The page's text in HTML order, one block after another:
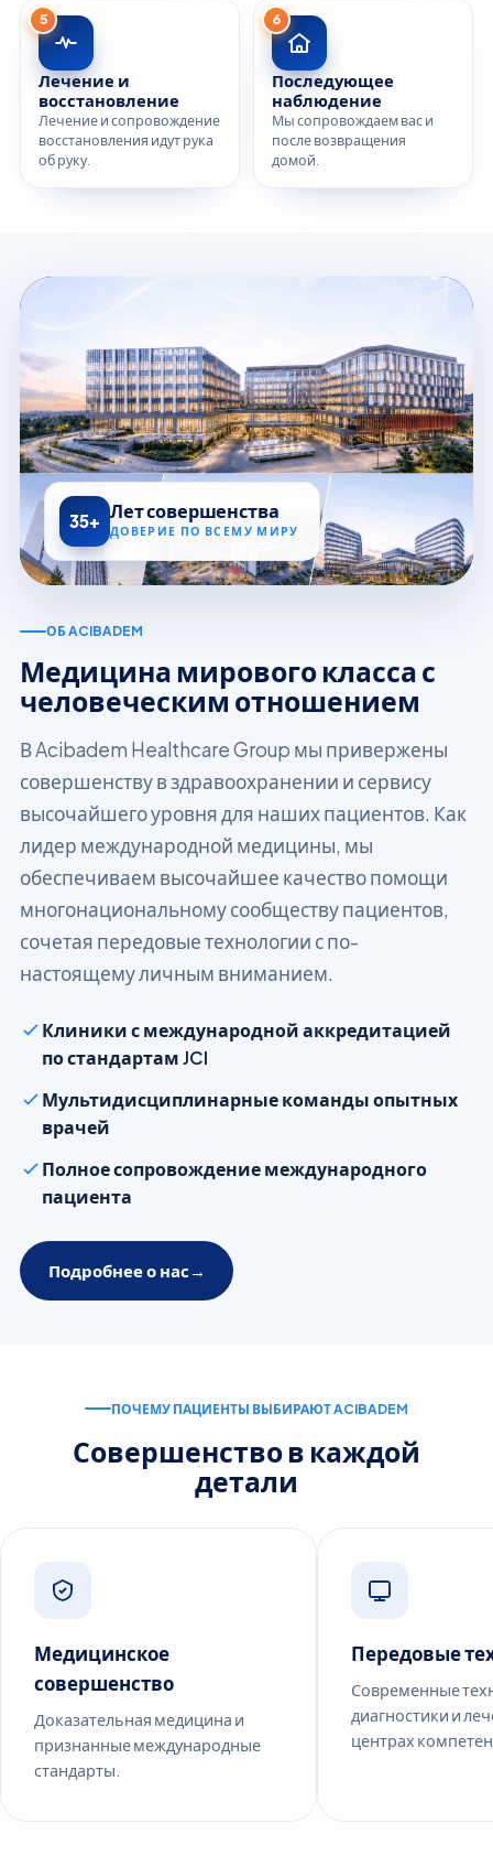
5
Лечение и
восстановление
Лечение и сопровождение
восстановления идут рука
об руку.
6
Последующее
наблюдение
Мы сопровождаем вас и
после возвращения
домой.
35+ Лет совершенства
ДОВЕРИЕ ПО ВСЕМУ МИРУ
ОБ ACIBADEM
Медицина мирового класса с
человеческим отношением
В Acibadem Healthcare Group мы привержены
совершенству в здравоохранении и сервису
высочайшего уровня для наших пациентов. Как
лидер международной медицины, мы
обеспечиваем высочайшее качество помощи
многонациональному сообществу пациентов,
сочетая передовые технологии с по-
настоящему личным вниманием.
Клиники с международной аккредитацией
по стандартам JCI
Мультидисциплинарные команды опытных
врачей
Полное сопровождение международного
пациента
Подробнее о нас →
ПОЧЕМУ ПАЦИЕНТЫ ВЫБИРАЮТ ACIBADEM
Совершенство в каждой
детали
Медицинское
совершенство
Доказательная медицина и
признанные международные
стандарты.
Передовые
Современные
диагностики и
центрах